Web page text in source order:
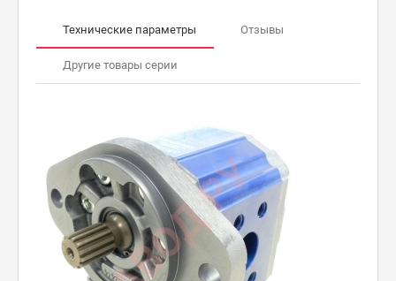
Технические параметры Отзывы
Другие товары серии